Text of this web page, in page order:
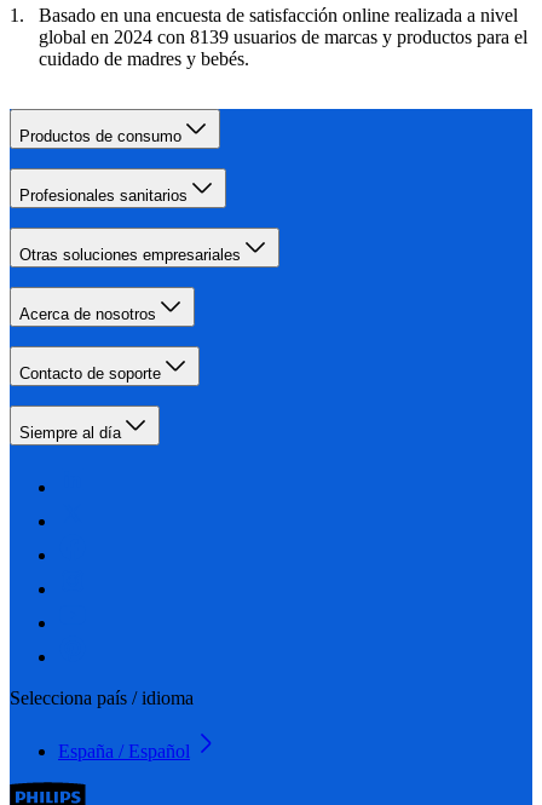
Basado en una encuesta de satisfacción online realizada a nivel
global en 2024 con 8139 usuarios de marcas y productos para el
cuidado de madres y bebés.
Productos de consumo
Profesionales sanitarios
Otras soluciones empresariales
Acerca de nosotros
Contacto de soporte
Siempre al día
Selecciona país / idioma
España / Español